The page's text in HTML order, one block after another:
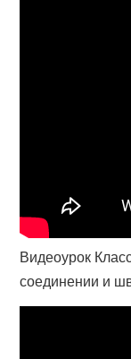
Видеоурок
соединении и